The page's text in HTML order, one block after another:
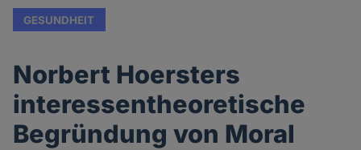
GESUNDHEIT
Norbert Hoersters
interessentheoretische
Begründung von Moral